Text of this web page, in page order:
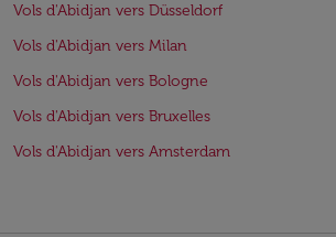
Vols d'Abidjan vers Düsseldorf
Vols d'Abidjan vers Milan
Vols d'Abidjan vers Bologne
Vols d'Abidjan vers Bruxelles
Vols d'Abidjan vers Amsterdam